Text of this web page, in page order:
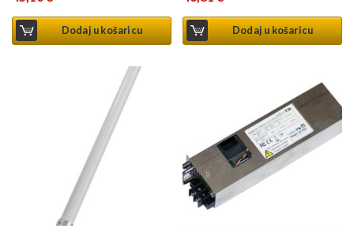
Dodaj u košaricu Dodaj u košaricu